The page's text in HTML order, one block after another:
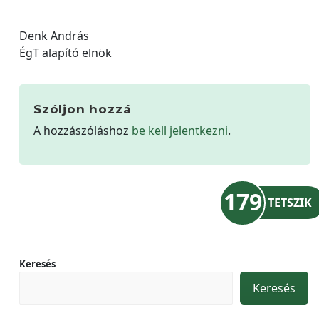
Denk András
ÉgT alapító elnök
Szóljon hozzá
A hozzászóláshoz be kell jelentkezni.
179 TETSZIK
Keresés
Keresés